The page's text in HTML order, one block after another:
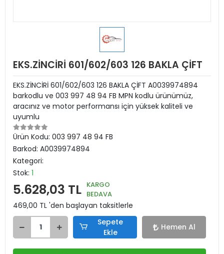
EKS.ZİNCİRİ 601/602/603 126 BAKLA ÇİFT
EKS.ZİNCİRİ 601/602/603 126 BAKLA ÇİFT A0039974894
barkodlu ve 003 997 48 94 FB MPN kodlu ürünümüz,
aracınız ve motor performansı için yüksek kaliteli ve
uyumlu
Ürün Kodu: 003 997 48 94 FB
Barkod: A0039974894
Kategori:
Stok: 1
5.628,03 TL KARGO
BEDAVA
469,00 TL 'den başlayan taksitlerle
Sepete
Ekle
Hemen Al